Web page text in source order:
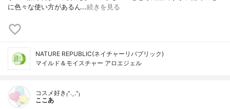
に色々な使い方があるん…続きを見る
NATURE REPUBLIC(ネイチャーリパブリック)
マイルド＆モイスチャー アロエジェル
コスメ好き₍ᐢ.ˬ.ᐢ₎
ここあ